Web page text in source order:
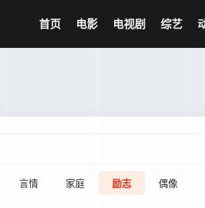
首页 电影 电视剧 综艺
言情 家庭 励志 偶像